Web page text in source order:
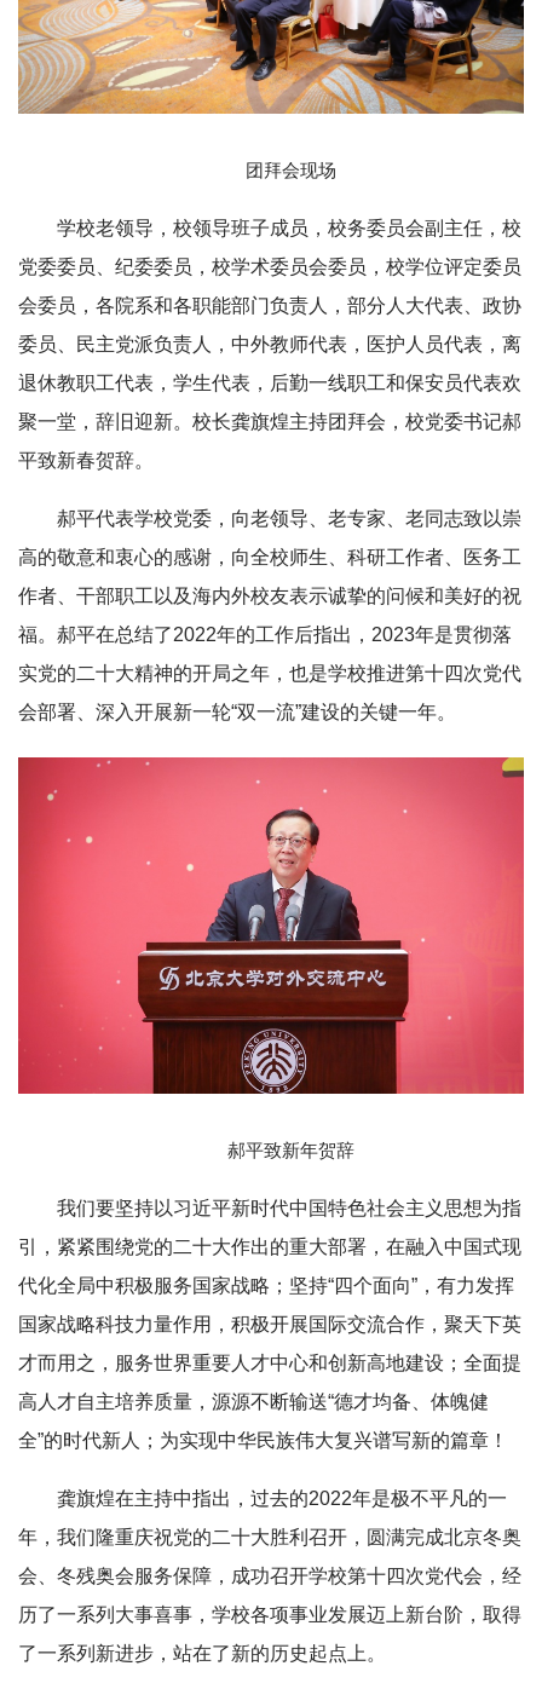
团拜会现场
学校老领导，校领导班子成员，校务委员会副主任，校
党委委员、纪委委员，校学术委员会委员，校学位评定委员
会委员，各院系和各职能部门负责人，部分人大代表、政协
委员、民主党派负责人，中外教师代表，医护人员代表，离
退休教职工代表，学生代表，后勤一线职工和保安员代表欢
聚一堂，辞旧迎新。校长龚旗煌主持团拜会，校党委书记郝
平致新春贺辞。
郝平代表学校党委，向老领导、老专家、老同志致以崇
高的敬意和衷心的感谢，向全校师生、科研工作者、医务工
作者、干部职工以及海内外校友表示诚挚的问候和美好的祝
福。郝平在总结了2022年的工作后指出，2023年是贯彻落
实党的二十大精神的开局之年，也是学校推进第十四次党代
会部署、深入开展新一轮“双一流”建设的关键一年。
郝平致新年贺辞
我们要坚持以习近平新时代中国特色社会主义思想为指
引，紧紧围绕党的二十大作出的重大部署，在融入中国式现
代化全局中积极服务国家战略；坚持“四个面向”，有力发挥
国家战略科技力量作用，积极开展国际交流合作，聚天下英
才而用之，服务世界重要人才中心和创新高地建设；全面提
高人才自主培养质量，源源不断输送“德才均备、体魄健
全”的时代新人；为实现中华民族伟大复兴谱写新的篇章！
龚旗煌在主持中指出，过去的2022年是极不平凡的一
年，我们隆重庆祝党的二十大胜利召开，圆满完成北京冬奥
会、冬残奥会服务保障，成功召开学校第十四次党代会，经
历了一系列大事喜事，学校各项事业发展迈上新台阶，取得
了一系列新进步，站在了新的历史起点上。